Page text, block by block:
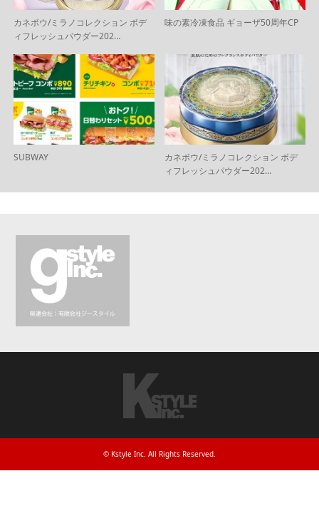
カネボウ/ミラノコレクション ボデ
ィフレッシュパウダー202…
味の素冷凍食品 ギョーザ50周年CP
SUBWAY
カネボウ/ミラノコレクション ボデ
ィフレッシュパウダー202…
© Kstyle Inc. All Rights Reserved.